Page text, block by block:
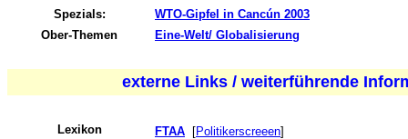
Spezials:
WTO-Gipfel in Cancún 2003
Ober-Themen
Eine-Welt/ Globalisierung
externe Links / weiterführende
Lexikon FTAA [Politikerscreeen]